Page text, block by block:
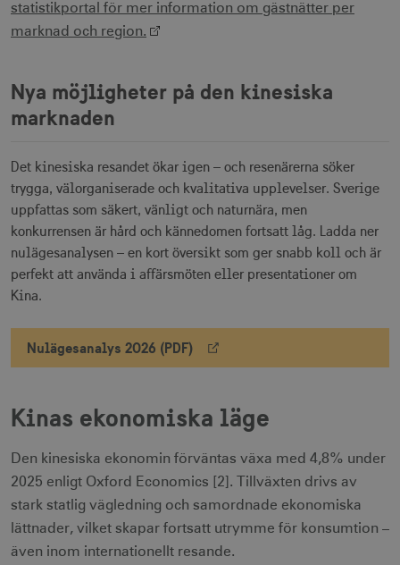
statistikportal för mer information om gästnätter per
marknad och region.
Nya möjligheter på den kinesiska
marknaden
Det kinesiska resandet ökar igen – och resenärerna söker
trygga, välorganiserade och kvalitativa upplevelser. Sverige
uppfattas som säkert, vänligt och naturnära, men
konkurrensen är hård och kännedomen fortsatt låg. Ladda ner
nulägesanalysen – en kort översikt som ger snabb koll och är
perfekt att använda i affärsmöten eller presentationer om
Kina.
Nulägesanalys 2026 (PDF)
Kinas ekonomiska läge
Den kinesiska ekonomin förväntas växa med 4,8% under
2025 enligt Oxford Economics [2]. Tillväxten drivs av
stark statlig vägledning och samordnade ekonomiska
lättnader, vilket skapar fortsatt utrymme för konsumtion –
även inom internationellt resande.